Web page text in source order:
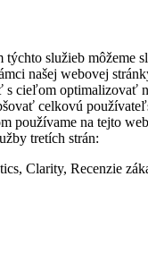
týchto služieb môžeme
našej webovej
s cieľom optimalizovať
celkovú
používame na tejto
tretích strán:
Clarity, Recenzie